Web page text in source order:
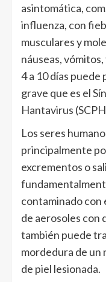
asintomática,
influenza, con
musculares y
náuseas,
4 a 10 días puede
grave que es el
Hantavirus
Los seres
principalmente
excrementos o
contaminado con
de aerosoles con
también puede
mordedura de
de piel lesionada.